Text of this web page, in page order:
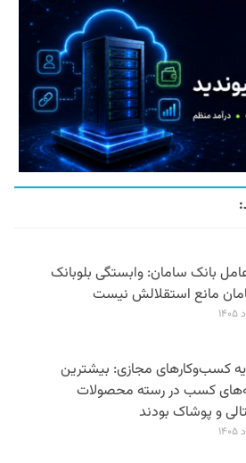
بانک سامان: وابستگی بلوبانک
مانع استقلالش نیست
کسب‌وکارهای مجازی: بیشترین
کسب در رسته محصولات
و پوشاک بودند